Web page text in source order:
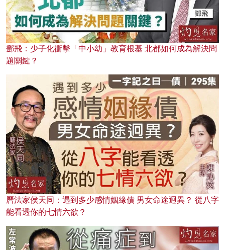
鄧飛：少子化衝擊「中小幼」教育根基 北都如何成為解決問
題關鍵？
曆法家侯天同：遇到多少感情姻緣債 男女命途迥異？ 從八字
能看透你的七情六欲？